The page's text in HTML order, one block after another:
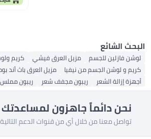
البحث الشائع
لوشن فازلين للجسم مزيل العرق فيشي كريم
كريم و لوشن الجسم من نيفيا
مزيل العرق باث أند
أجهزة إزالة الشعر
ريبون مجفف شعر ريبون
نحن دائماً جاهزون لمساعدتك
تواصل معنا من خلال أي من قنوات الدعم